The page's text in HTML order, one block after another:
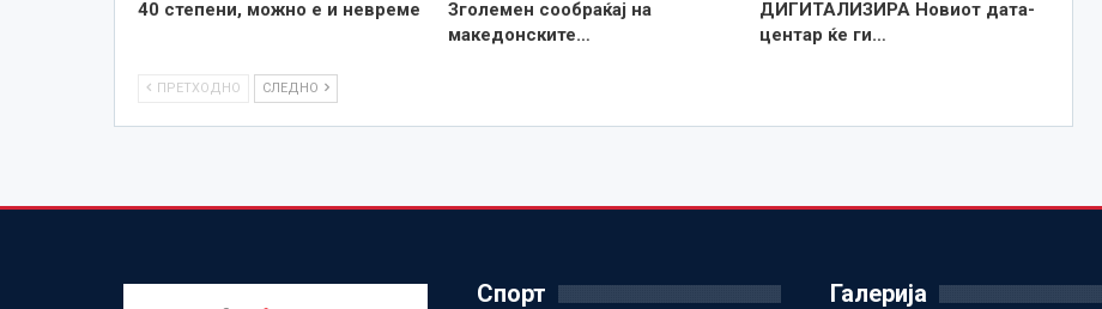
40 степени, можно е и невреме
Зголемен сообраќај на
македонските…
ДИГИТАЛИЗИРА Новиот дата-
центар ќе ги…
ПРЕТХОДНО СЛЕДНО
Спорт Галерија